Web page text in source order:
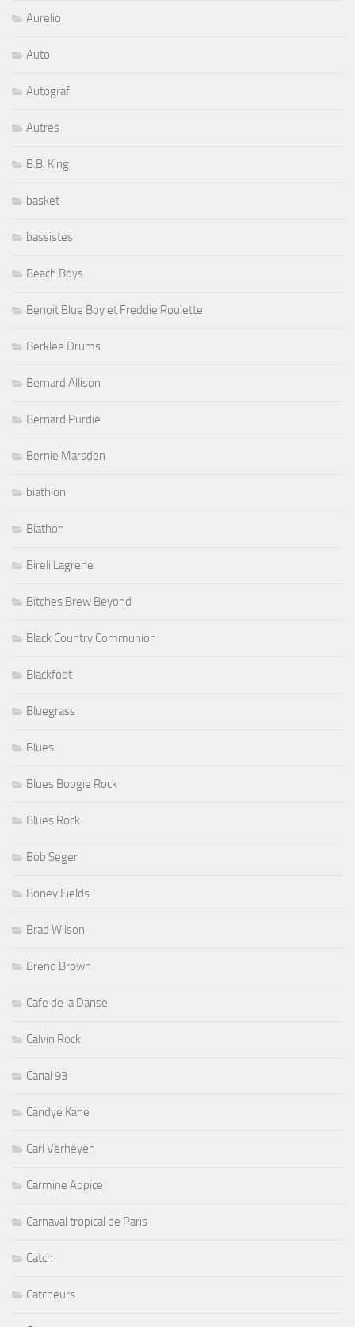
Aurelio
Auto
Autograf
Autres
B.B. King
basket
bassistes
Beach Boys
Benoit Blue Boy et Freddie Roulette
Berklee Drums
Bernard Allison
Bernard Purdie
Bernie Marsden
biathlon
Biathon
Bireli Lagrene
Bitches Brew Beyond
Black Country Communion
Blackfoot
Bluegrass
Blues
Blues Boogie Rock
Blues Rock
Bob Seger
Boney Fields
Brad Wilson
Breno Brown
Cafe de la Danse
Calvin Rock
Canal 93
Candye Kane
Carl Verheyen
Carmine Appice
Carnaval tropical de Paris
Catch
Catcheurs